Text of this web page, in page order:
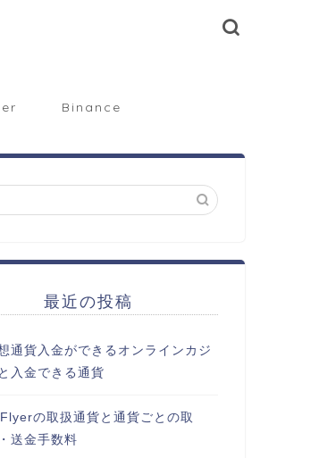
Binance
最近の投稿
通貨入金ができるオンラインカジ
入金できる通貨
の取扱通貨と通貨ごとの取
送金手数料